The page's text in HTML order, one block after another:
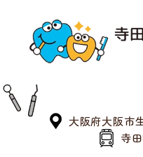
大阪府大阪市
寺